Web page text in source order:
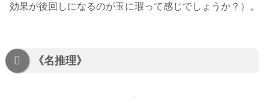
効果が後回しになるのが玉に瑕って感じでしょうか？）。
《名推理》